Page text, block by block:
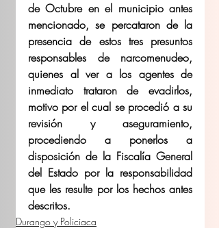
de Octubre en el municipio antes
mencionado, se percataron de la
presencia de estos tres presuntos
responsables de narcomenudeo,
quienes al ver a los agentes de
inmediato trataron de evadirlos,
motivo por el cual se procedió a su
revisión y aseguramiento,
procediendo a ponerlos a
disposición de la Fiscalía General
del Estado por la responsabilidad
que les resulte por los hechos antes
descritos.
Durango y Policiaca